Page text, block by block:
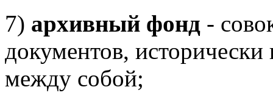
7) архивный фонд -
документов,
между собой;